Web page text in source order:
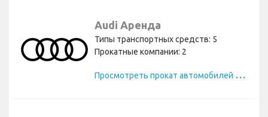
Audi Аренда
Типы транспортных средств: 5
Прокатные компании: 2
П
росмотреть прокат автомобилей Audi